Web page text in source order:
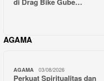
AGAMA
AGAMA 03/08/2026
Perkuat Spiritualitas dan